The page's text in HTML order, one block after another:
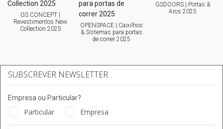
GS CONCEPT |
Revestimentos New
Collection 2025
OPENSPACE | Caixilhos
& Sistemas para portas
de correr 2025
GSDOORS | Portas &
Aros 2025
SUBSCREVER NEWSLETTER...
Empresa ou Particular?
Particular Empresa